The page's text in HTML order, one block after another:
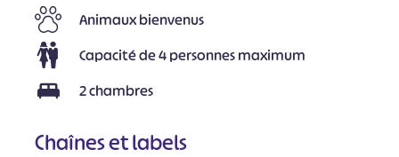
Animaux bienvenus
Capacité de 4 personnes maximum
2 chambres
Chaînes et labels